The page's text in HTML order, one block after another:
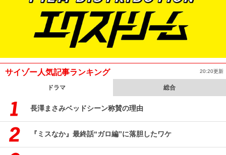
サイゾー人気記事ランキング 20:20更新
ドラマ 総合
長澤まさみベッドシーン称賛の理由
『ミスなか』最終話“ガロ編”に落胆したワケ